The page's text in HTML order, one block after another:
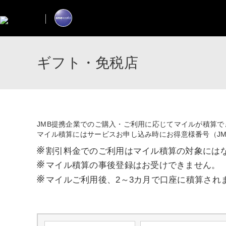
ギフト・免税店
JMB提携企業でのご購入・ご利用に応じてマイルが積算で
マイル積算にはサービスお申し込み時にお得意様番号（
※割引料金でのご利用はマイル積算の対象には
※ マイル積算の事後登録はお受けできません。
※ マイルご利用後、2～3カ月で口座に積算され